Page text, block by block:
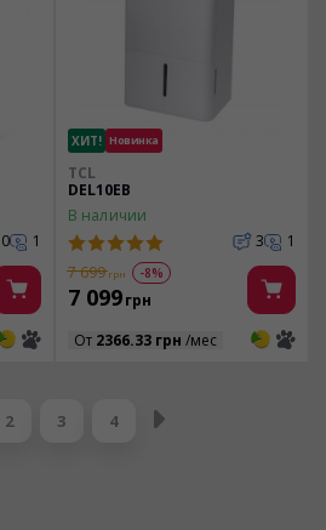
0
1
3 3
ХИТ! Новинка
TCL
DEL10EB
В наличии
3
1
7 699 грн -8%
7 099грн
От 2366.33 грн /мес 3 3
2 3 4